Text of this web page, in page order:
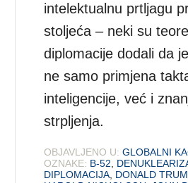
intelektualnu prtljagu
stoljeća – neki su
diplomacije dodali da
ne samo primjena
inteligencije, već i
strpljenja.
OBJAVLJENO U: GLOBALNI
OZNAKE: B-52,
DIPLOMACIJA, DONALD